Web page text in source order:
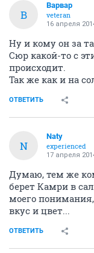
В
Варвар
veteran
16 апреля
Ну и кому он за
Сюр какой-то с
происходит.
Так же как и на
ОТВЕТИТЬ
N
Naty
experienced
17 апреля
Думаю, тем же
берет Камри в
моего
вкус и цвет...
ОТВЕТИТЬ